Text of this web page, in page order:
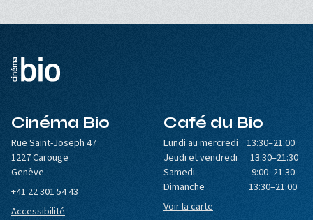
Cinéma Bio
Rue Saint-Joseph 47
1227 Carouge
Genève
+41 22 301 54 43
Accessibilité
Café du Bio
Lundi au mercredi 13:30–21:00
Jeudi et vendredi 13:30–21:30
Samedi 9:00–21:30
Dimanche 13:30–21:00
Voir la carte